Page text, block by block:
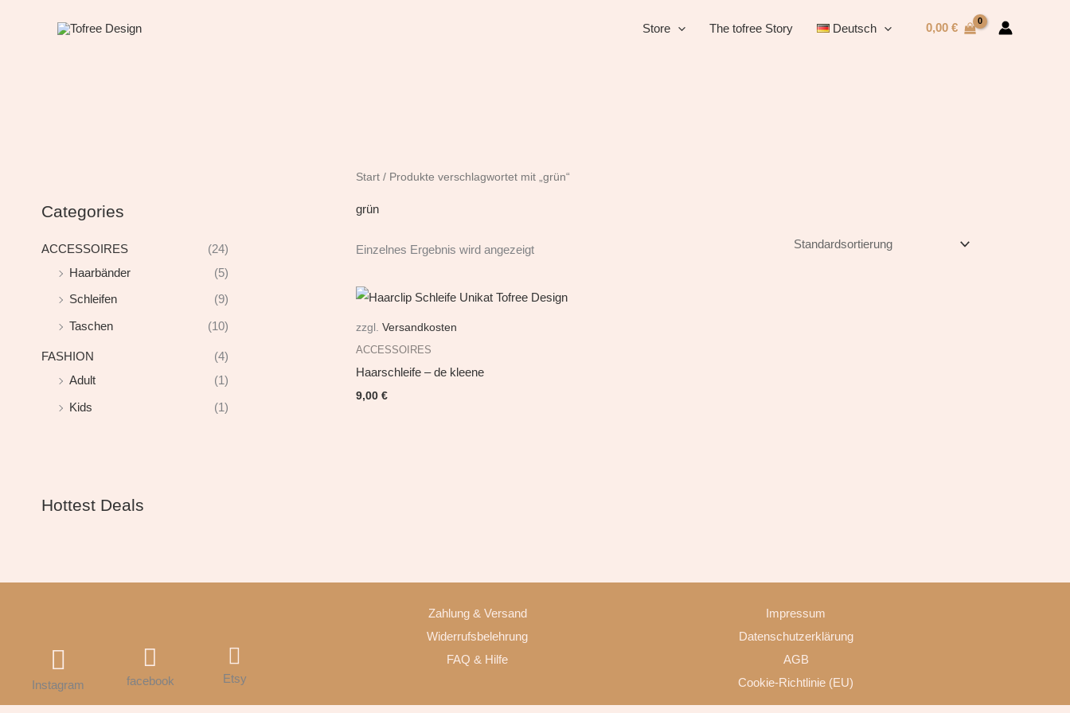
Store The tofree Story Deutsch 0,00 €
Categories
ACCESSOIRES
(24)
Haarbänder
(5)
Schleifen
(9)
Taschen
(10)
FASHION
(4)
Adult
(1)
Kids
(1)
Hottest Deals
Start / Produkte verschlagwortet mit „grün“
grün
Einzelnes Ergebnis wird angezeigt
zzgl.Versandkosten
ACCESSOIRES
Haarschleife – de kleene
9,00€
Instagram facebook Etsy
Zahlung & Versand
Widerrufsbelehrung
FAQ & Hilfe
Impressum
Datenschutzerklärung
AGB
Cookie-Richtlinie (EU)